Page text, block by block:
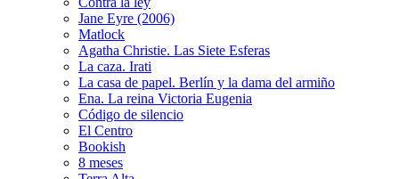
Jane Eyre (2006)
Matlock
Agatha Christie. Las Siete Esferas
La caza. Irati
La casa de papel. Berlín y la dama del armiño
Ena. La reina Victoria Eugenia
Código de silencio
El Centro
Bookish
8 meses